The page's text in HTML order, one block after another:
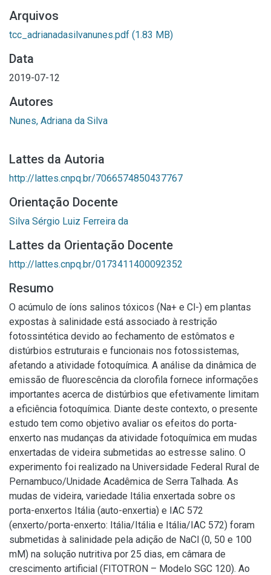
Arquivos
tcc_adrianadasilvanunes.pdf (1.83 MB)
Data
2019-07-12
Autores
Nunes, Adriana da Silva
Lattes da Autoria
http://lattes.cnpq.br/7066574850437767
Orientação Docente
Silva Sérgio Luiz Ferreira da
Lattes da Orientação Docente
http://lattes.cnpq.br/0173411400092352
Resumo
O acúmulo de íons salinos tóxicos (Na+ e Cl-) em plantas
expostas à salinidade está associado à restrição
fotossintética devido ao fechamento de estômatos e
distúrbios estruturais e funcionais nos fotossistemas,
afetando a atividade fotoquímica. A análise da dinâmica de
emissão de fluorescência da clorofila fornece informações
importantes acerca de distúrbios que efetivamente limitam
a eficiência fotoquímica. Diante deste contexto, o presente
estudo tem como objetivo avaliar os efeitos do porta-
enxerto nas mudanças da atividade fotoquímica em mudas
enxertadas de videira submetidas ao estresse salino. O
experimento foi realizado na Universidade Federal Rural de
Pernambuco/Unidade Acadêmica de Serra Talhada. As
mudas de videira, variedade Itália enxertada sobre os
porta-enxertos Itália (auto-enxertia) e IAC 572
(enxerto/porta-enxerto: Itália/Itália e Itália/IAC 572) foram
submetidas à salinidade pela adição de NaCl (0, 50 e 100
mM) na solução nutritiva por 25 dias, em câmara de
crescimento artificial (FITOTRON – Modelo SGC 120). Ao